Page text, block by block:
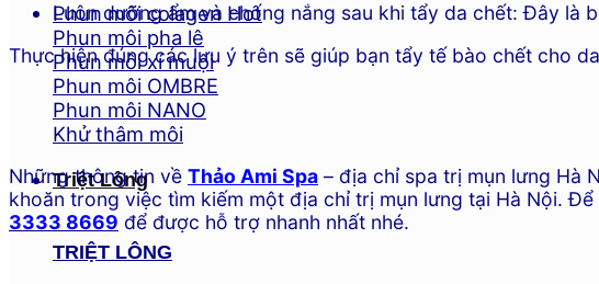
Phun môi colagen
Phun môi pha lê
Phun môi xí muội
Phun môi OMBRE
Phun môi NANO
Khử thâm môi
Triệt Lông
TRIỆT LÔNG
Luôn dưỡng ẩm và chống nắng sau khi tẩy da chết: Đây là
Thực hiện đúng các lưu ý trên sẽ giúp bạn tẩy tế bào chết cho
Những thông tin về Thảo Ami Spa – địa chỉ spa trị mụn lưng Hà
khoăn trong việc tìm kiếm một địa chỉ trị mụn lưng tại Hà Nội.
3333 8669 để được hỗ trợ nhanh nhất nhé.